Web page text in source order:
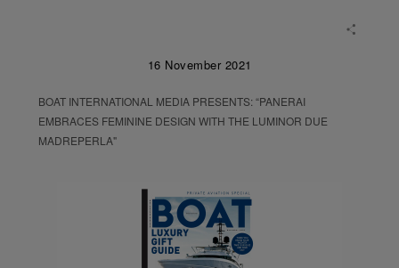
16 November 2021
BOAT INTERNATIONAL MEDIA PRESENTS: “PANERAI
EMBRACES FEMININE DESIGN WITH THE LUMINOR DUE
MADREPERLA"